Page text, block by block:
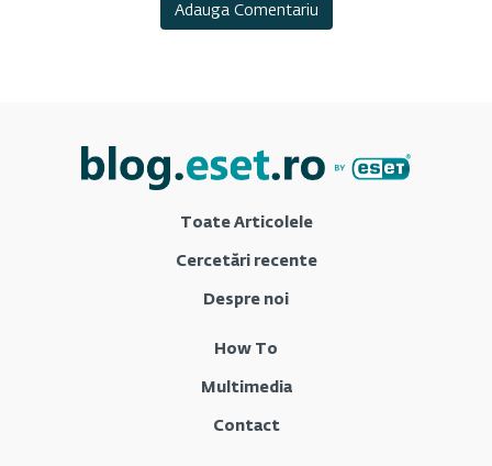
Toate Articolele
Cercetări recente
Despre noi
How To
Multimedia
Contact